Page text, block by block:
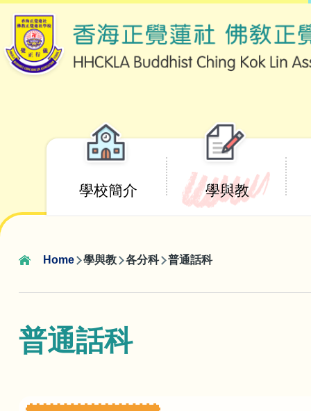
navigation
學校簡介 學與教
Breadcrumb
Home 學與教 各分科 普通話科
普通話科